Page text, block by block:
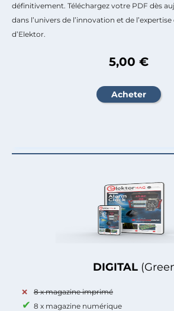
DIGITAL
8 x magazine imprimé
8 x magazine numérique
définitivement. Téléchargez votre PDF dès
dans l’univers de l’innovation et de
d’Elektor.
5,00 €